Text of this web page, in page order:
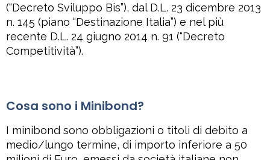
(“Decreto Sviluppo Bis”), dal D.L. 23 dicembre 2013
n. 145 (piano “Destinazione Italia”) e nel più
recente D.L. 24 giugno 2014 n. 91 (“Decreto
Competitività”).
Cosa sono i Minibond?
I minibond sono obbligazioni o titoli di debito a
medio/lungo termine, di importo inferiore a 50